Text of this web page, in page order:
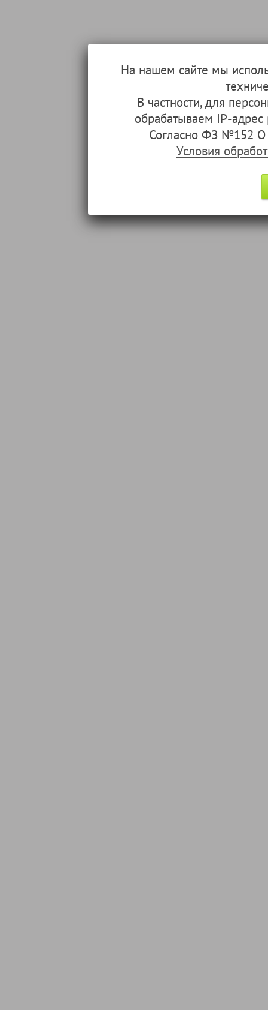
На нашем сайте мы
В частности, для
обрабатываем IP-
Согласно ФЗ №152 О
Условия